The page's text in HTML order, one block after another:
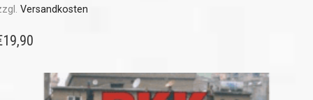
Versandkosten
19,90